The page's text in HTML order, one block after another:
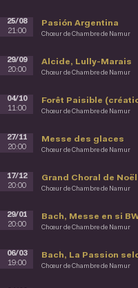
Pasión Argentina
Chœur de Chambre de Namur
25/08
21:00
Alcide, Lully-Marais
Chœur de Chambre de Namur
29/09
20:00
Forêt Paisible
Chœur de Chambre de Namur
04/10
11:00
Messe des glaces
Chœur de Chambre de Namur
27/11
20:00
Grand Choral de Noël
Chœur de Chambre de Namur
17/12
20:00
Bach, Messe en si
Chœur de Chambre de Namur
29/01
20:00
Bach, La Passion
Chœur de Chambre de Namur
06/03
19:00